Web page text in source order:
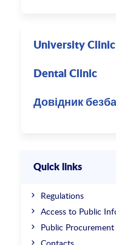
University Clinic
Dental Clinic
Довідник
Quick links
Regulations
Access to Public
Public Procurement